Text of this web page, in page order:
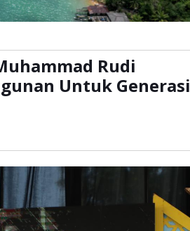
Rudi
Untuk Generasi